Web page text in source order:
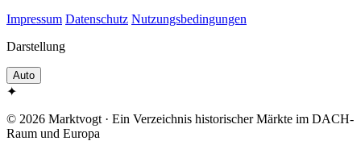
Impressum Datenschutz Nutzungsbedingungen
Darstellung
Auto
✦
© 2026 Marktvogt · Ein Verzeichnis historischer Märkte im DACH-
Raum und Europa